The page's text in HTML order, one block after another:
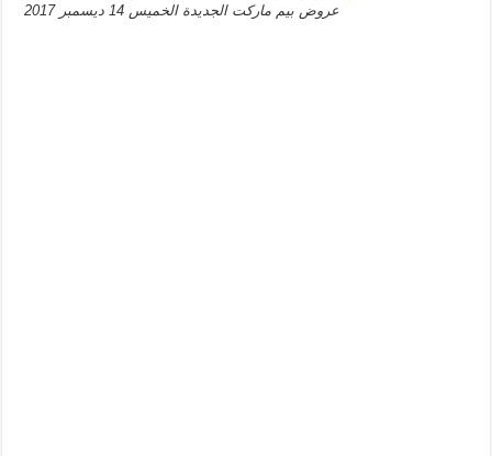
عروض بيم ماركت الجديدة الخميس 14 ديسمبر 2017